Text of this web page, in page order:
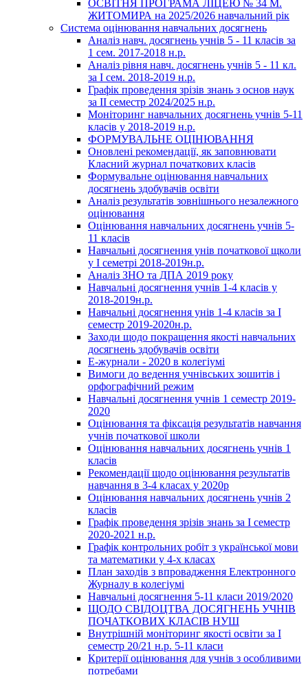
ОСВІТНЯ ПРОГРАМА ЛІЦЕЮ № 34 М.
ЖИТОМИРА на 2025/2026 навчальний рік
Система оцінювання навчальних досягнень
Аналіз навч. досягнень учнів 5 - 11 класів за
1 сем. 2017-2018 н.р.
Аналіз рівня навч. досягнень учнів 5 - 11 кл.
за І сем. 2018-2019 н.р.
Графік проведення зрізів знань з основ наук
за ІІ семестр 2024/2025 н.р.
Моніторинг навчальних досягнень учнів 5-11
класів у 2018-2019 н.р.
ФОРМУВАЛЬНЕ ОЦІНЮВАННЯ
Оновлені рекомендації, як заповнювати
Класний журнал початкових класів
Формувальне оцінювання навчальних
досягнень здобувачів освіти
Аналіз результатів зовнішнього незалежного
оцінювання
Оцінювання навчальних досягнень учнів 5-
11 класів
Навчальні досягнення унів початкової щколи
у І семетрі 2018-2019н.р.
Аналіз ЗНО та ДПА 2019 року
Навчальні досягнення учнів 1-4 класів у
2018-2019н.р.
Навчальні досягнення унів 1-4 класів за І
семестр 2019-2020н.р.
Заходи щодо покращення якості навчальних
досягнень здобувачів освіти
Е-журнали - 2020 в колегіумі
Вимоги до ведення учнівських зошитів і
орфографічний режим
Навчальні досягнення учнів 1 семестр 2019-
2020
Оцінювання та фіксація результатів навчання
учнів початкової школи
Оцінювання навчальних досягнень учнів 1
класів
Рекомендації щодо оцінювання результатів
навчання в 3-4 класах у 2020р
Оцінювання навчальних досягнень учнів 2
класів
Графік проведення зрізів знань за І семестр
2020-2021 н.р.
Графік контрольних робіт з української мови
та математики у 4-х класах
План заходів з впровадження Електронного
Журналу в колегіумі
Навчальні досягнення 5-11 класи 2019/2020
ЩОДО СВІДОЦТВА ДОСЯГНЕНЬ УЧНІВ
ПОЧАТКОВИХ КЛАСІВ НУШ
Внутрішній моніторинг якості освіти за І
семестр 20/21 н.р. 5-11 класи
Критерії оцінювання для учнів з особливими
потребами